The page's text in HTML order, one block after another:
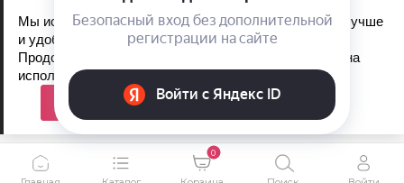
Обработка персональных данных
Политика конфиденциальности
0
Мы используем файлы cookie, чтобы сайт работал лучше
и удобнее для вас.
Продолжая пользоваться сайтом, вы соглашаетесь на
использование файлов cookie.
Принять